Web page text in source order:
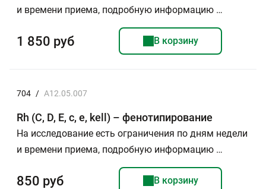
и времени приема, подробную информацию …
1 850 руб В корзину
704 / A12.05.007
Rh (C, D, E, c, e, kell) – фенотипирование
На исследование есть ограничения по дням недели
и времени приема, подробную информацию …
850 руб В корзину